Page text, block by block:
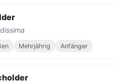
Mehrjährig Anfänger